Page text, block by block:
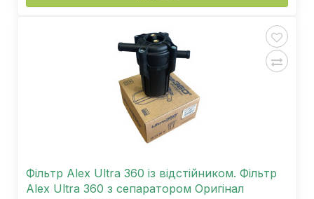
Фільтр Alex Ultra 360 із відстійником. Фільтр
Alex Ultra 360 з сепаратором Оригінал